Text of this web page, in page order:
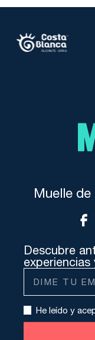
Muelle
Descubre
He leído y